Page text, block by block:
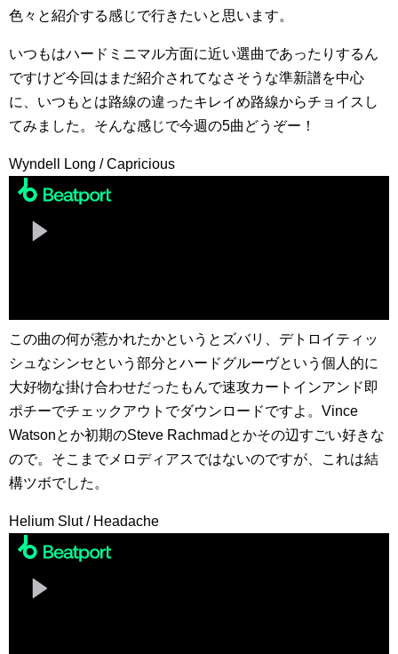
色々と紹介する感じで行きたいと思います。
いつもはハードミニマル方面に近い選曲であったりするん
ですけど今回はまだ紹介されてなさそうな準新譜を中心
に、いつもとは路線の違ったキレイめ路線からチョイスし
てみました。そんな感じで今週の5曲どうぞー！
Wyndell Long / Capricious
この曲の何が惹かれたかというとズバリ、デトロイティッ
シュなシンセという部分とハードグルーヴという個人的に
大好物な掛け合わせだったもんで速攻カートインアンド即
ポチーでチェックアウトでダウンロードですよ。Vince
Watsonとか初期のSteve Rachmadとかその辺すごい好きな
ので。そこまでメロディアスではないのですが、これは結
構ツボでした。
Helium Slut / Headache